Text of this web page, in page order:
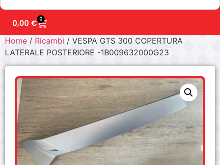
0,00 € 0
Home / Ricambi / VESPA GTS 300 COPERTURA
LATERALE POSTERIORE -1B009632000G23